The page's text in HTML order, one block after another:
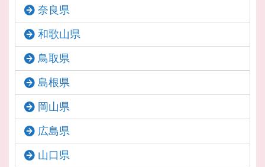
奈良県
和歌山県
鳥取県
島根県
岡山県
広島県
山口県